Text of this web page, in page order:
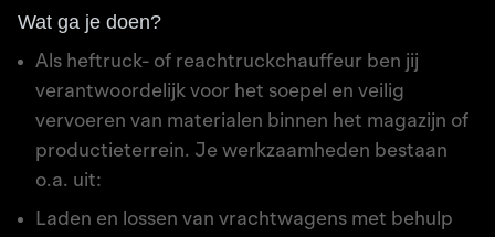
Wat ga je doen?
Als heftruck- of reachtruckchauffeur ben jij
verantwoordelijk voor het soepel en veilig
vervoeren van materialen binnen het magazijn of
productieterrein. Je werkzaamheden bestaan
o.a. uit:
Laden en lossen van vrachtwagens met behulp